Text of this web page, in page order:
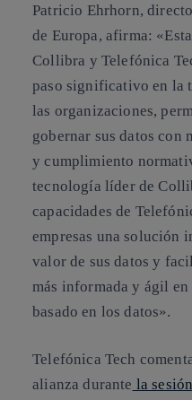
Patricio Ehrhorn,
de Europa, afirma:
Collibra y Telefónica
paso significativo en la
las organizaciones,
gobernar sus datos con
y cumplimiento
tecnología líder de
capacidades de
empresas una solución
valor de sus datos y
más informada y ágil en
basado en los datos».
Telefónica Tech
alianza durante la